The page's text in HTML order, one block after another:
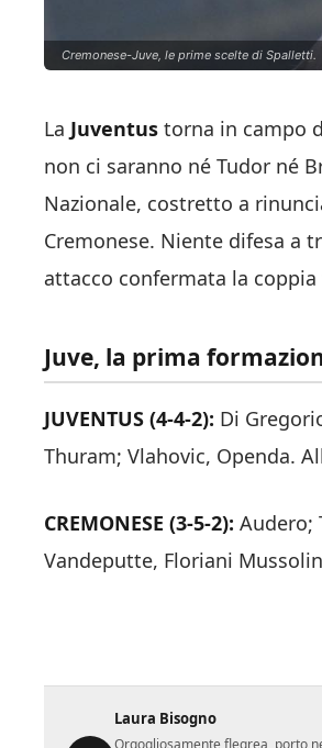
Cremonese-Juve, le prime scelte di Spalletti.
La Juventus torna in campo
non ci saranno né Tudor né
Nazionale, costretto a
Cremonese. Niente difesa a
attacco confermata la
Juve, la prima
JUVENTUS (4-4-2): Di
Thuram; Vlahovic, Openda.
CREMONESE (3‑5‑2): Audero;
Vandeputte, Floriani
Laura Bisogno
Orgogliosamente flegrea, porto